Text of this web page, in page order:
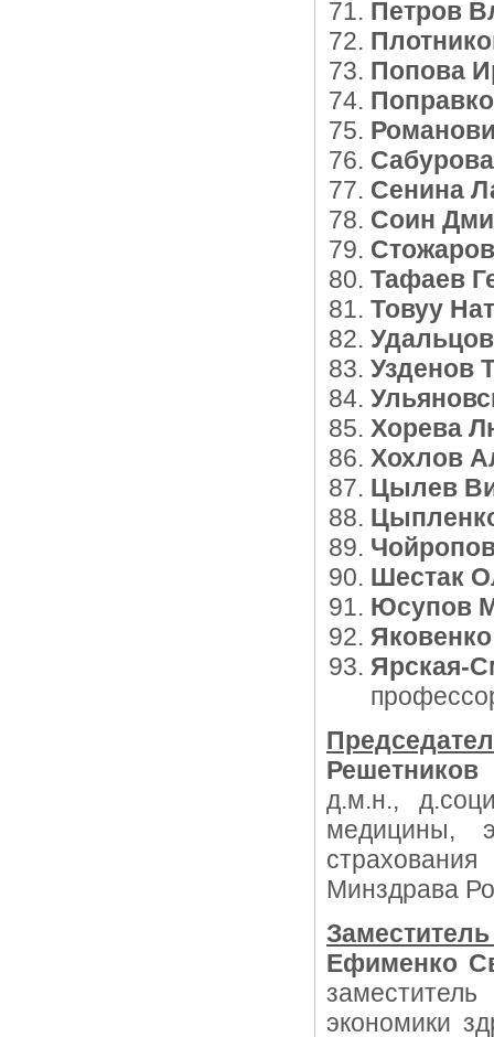
Петров
Попова
Сенина
Соин
Тафаев
Товуу
Узденов
Хорева
Хохлов
Цылев
Шестак
Юсупов
Ярская-
д.м.н.,
медицины,
Минздрава
Ефименко
экономики